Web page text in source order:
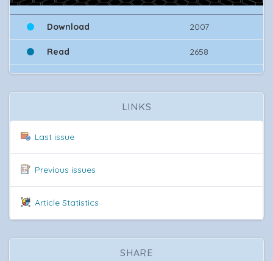
Download 2007
Read 2658
LINKS
Last issue
Previous issues
Article Statistics
SHARE